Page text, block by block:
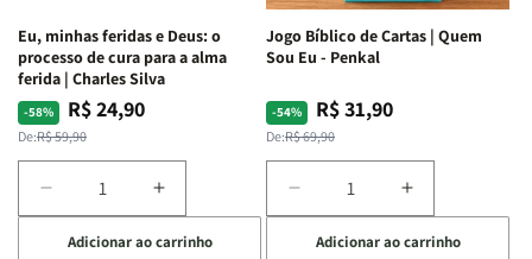
Espirituais
|
Estela
Espirituais
|
Eu, minhas feridas e Deus: o
processo de cura para a alma
ferida | Charles Silva
-58%
Preço
normal
De:R$ 59,90
Preço
promocional
R$ 24,90
Diminuir
a
quantidade
Aumentar
a
quantidade
Adicionar ao carrinho
Jogo Bíblico de Cartas | Quem
Sou Eu - Penkal
-54%
Preço
normal
De:R$ 69,90
Preço
promocional
R$ 31,90
Diminuir
a
quantidade
Aumentar
a
quantidade
Adicionar ao carrinho